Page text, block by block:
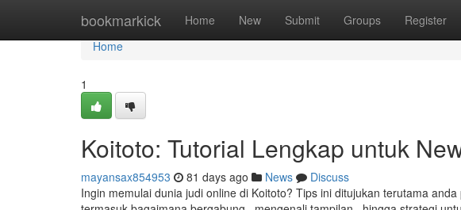
bookmarkick Home New Submit Groups Register
Home
Home
1
Koitoto: Tutorial Lengkap untuk
mayansax854953 81 days ago News
Discuss
Ingin memulai dunia judi online di Koitoto? Tips ini ditujukan terutama